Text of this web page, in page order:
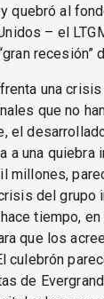
quebró al
– el
recesión”
una
que no
el
a una quiebra
millones,
del grupo
tiempo,
que los
culebrón
de